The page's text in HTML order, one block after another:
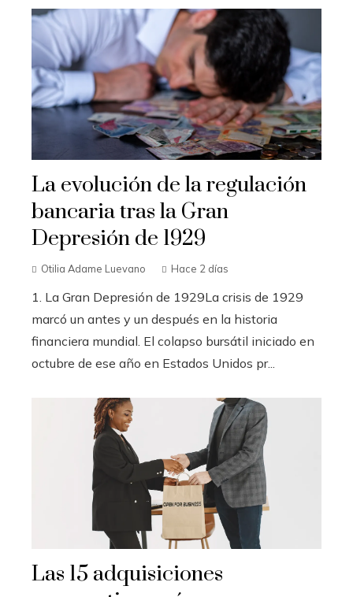
La evolución de la regulación
bancaria tras la Gran
Depresión de 1929
Otilia Adame Luevano Hace 2 días
1. La Gran Depresión de 1929La crisis de 1929
marcó un antes y un después en la historia
financiera mundial. El colapso bursátil iniciado en
octubre de ese año en Estados Unidos pr...
Las 15 adquisiciones